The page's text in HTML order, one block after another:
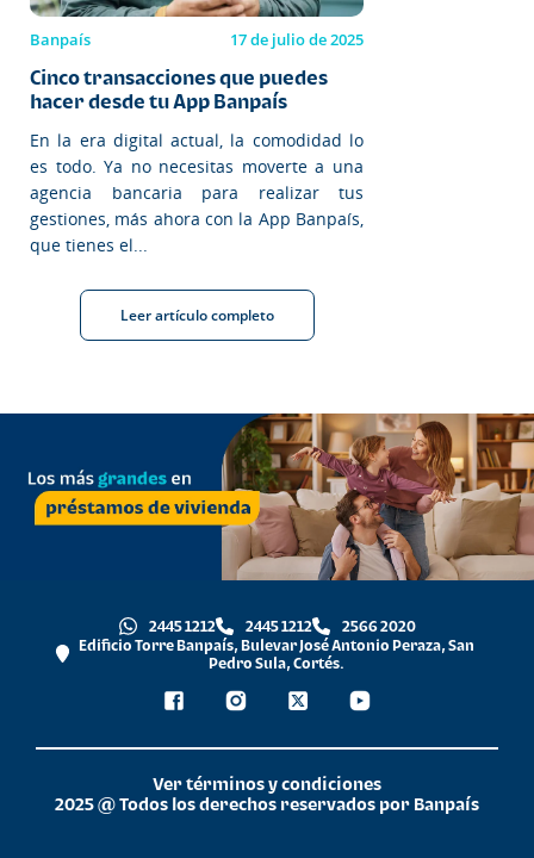
Banpaís 17 de julio de 2025
Cinco transacciones que puedes
hacer desde tu App Banpaís
En la era digital actual, la comodidad lo
es todo. Ya no necesitas moverte a una
agencia bancaria para realizar tus
gestiones, más ahora con la App Banpaís,
que tienes el...
Leer artículo completo
2445 1212 2445 1212
2566 2020
Edificio Torre Banpaís, Bulevar José Antonio Peraza, San
Pedro Sula, Cortés.
Ver términos y condiciones
2025 @ Todos los derechos reservados por Banpaís